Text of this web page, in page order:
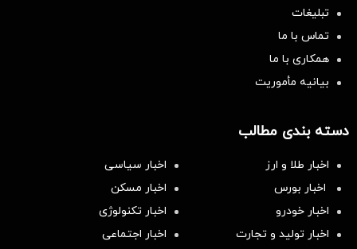
تبلیغات
تماس با ما
همکاری با ما
بیانیه مأموریت
دسته بندی مطالب
اخبار طلا و ارز
اخبار سیاسی
اخبار بورس
اخبار مسکن
اخبار خودرو
اخبار تکنولوژی
اخبار تولید و تجارت
اخبار اجتماعی